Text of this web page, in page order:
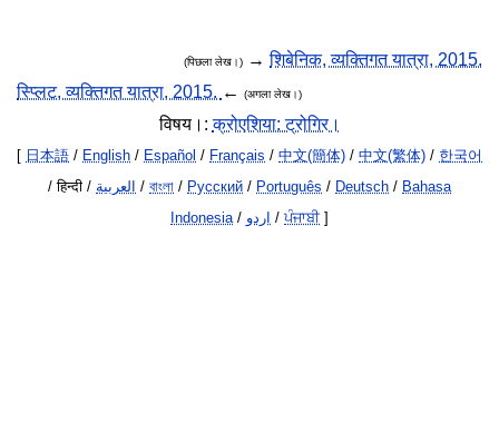
(पिछला लेख।) →शिबेनिक, व्यक्तिगत यात्रा, 2015.
स्प्लिट, व्यक्तिगत यात्रा, 2015. ← (अगला लेख।)
विषय।:क्रोएशिया: ट्रोगिर।
[ 日本語 / English / Español / Français / 中文(簡体) / 中文(繁体) / 한국어
/ हिन्दी / العربية / বাংলা / Русский / Português / Deutsch / Bahasa
Indonesia/ اردو / ਪੰਜਾਬੀ]